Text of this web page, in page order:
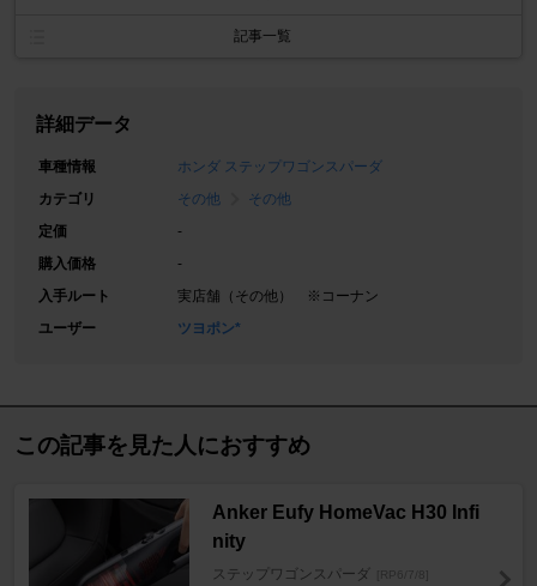
記事一覧
詳細データ
車種情報
ホンダ ステップワゴンスパーダ
カテゴリ
その他
その他
定価
-
購入価格
-
入手ルート
実店舗（その他） ※コーナン
ユーザー
ツヨポン*
この記事を見た人におすすめ
Anker Eufy HomeVac H30 Infi
nity
ステップワゴンスパーダ [RP6/7/8]